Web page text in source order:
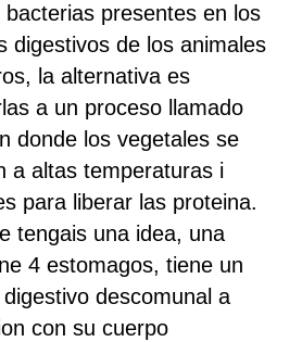
bacterias presentes en los
digestivos de los animales
la alternativa es
a un proceso llamado
donde los vegetales se
a altas temperaturas i
para liberar las proteina.
tengais una idea, una
4 estomagos, tiene un
descomunal a
con su cuerpo